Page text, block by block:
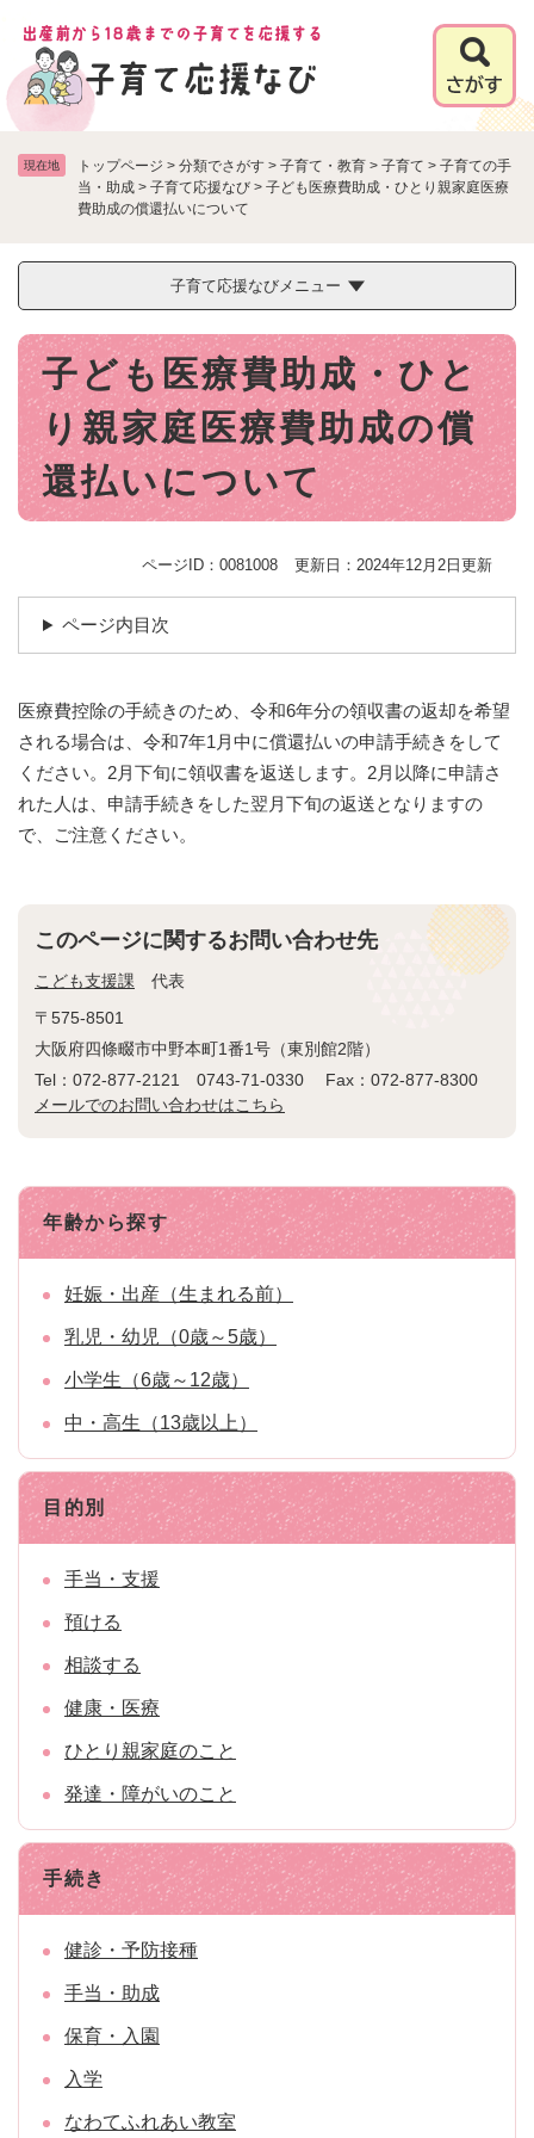
の
先
現在地 トップページ > 分類でさがす > 子育て・教育 > 子育て > 子育ての手
当・助成 > 子育て応援なび > 子ども医療費助成・ひとり親家庭医療
費助成の償還払いについて
子育て応援なびメニュー
本
文 子ども医療費助成・ひと
り親家庭医療費助成の償
還払いについて
ページID：0081008 更新日：2024年12月2日更新
ページ内目次
医療費控除の手続きのため、令和6年分の領収書の返却を希望
される場合は、令和7年1月中に償還払いの申請手続きをして
ください。2月下旬に領収書を返送します。2月以降に申請さ
れた人は、申請手続きをした翌月下旬の返送となりますの
で、ご注意ください。
このページに関するお問い合わせ先
こども支援課
代表
〒575-8501
大阪府四條畷市中野本町1番1号（東別館2階）
Tel：072-877-2121 0743-71-0330
Fax：072-877-8300
メールでのお問い合わせはこちら
年齢から探す
妊娠・出産（生まれる前）
乳児・幼児（0歳～5歳）
小学生（6歳～12歳）
中・高生（13歳以上）
目的別
手当・支援
預ける
相談する
健康・医療
ひとり親家庭のこと
発達・障がいのこと
手続き
健診・予防接種
手当・助成
保育・入園
入学
なわてふれあい教室